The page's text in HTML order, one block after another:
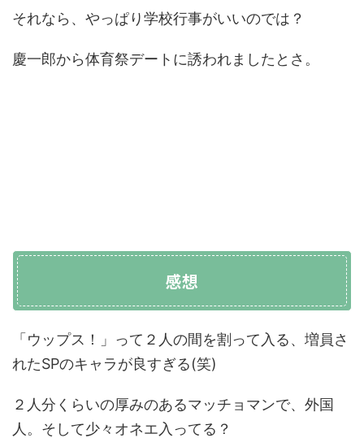
それなら、やっぱり学校行事がいいのでは？
慶一郎から体育祭デートに誘われましたとさ。
感想
「ウップス！」って２人の間を割って入る、増員さ
れたSPのキャラが良すぎる(笑)
２人分くらいの厚みのあるマッチョマンで、外国
人。そして少々オネエ入ってる？